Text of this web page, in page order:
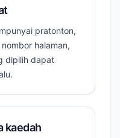
pratonton,
halaman,
dipilih dapat
kaedah